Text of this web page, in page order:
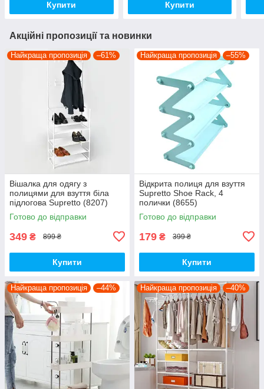
Купити Купити
Акційні пропозиції та новинки
Найкраща пропозиція –61%
Вішалка для одягу з
полицями для взуття біла
підлогова Supretto (8207)
Готово до відправки
349 ₴ 899 ₴
Купити
Найкраща пропозиція –55%
Відкрита полиця для взуття
Supretto Shoe Rack, 4
полички (8655)
Готово до відправки
179 ₴ 399 ₴
Купити
Найкраща пропозиція –44% Найкраща пропозиція –40%